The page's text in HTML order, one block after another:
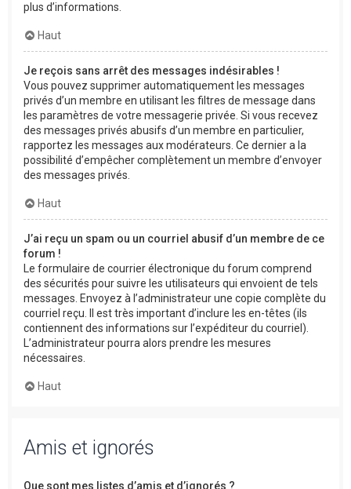
plus d’informations.
Haut
Je reçois sans arrêt des messages indésirables !
Vous pouvez supprimer automatiquement les messages
privés d’un membre en utilisant les filtres de message dans
les paramètres de votre messagerie privée. Si vous recevez
des messages privés abusifs d’un membre en particulier,
rapportez les messages aux modérateurs. Ce dernier a la
possibilité d’empêcher complètement un membre d’envoyer
des messages privés.
Haut
J’ai reçu un spam ou un courriel abusif d’un membre de ce
forum !
Le formulaire de courrier électronique du forum comprend
des sécurités pour suivre les utilisateurs qui envoient de tels
messages. Envoyez à l’administrateur une copie complète du
courriel reçu. Il est très important d’inclure les en-têtes (ils
contiennent des informations sur l’expéditeur du courriel).
L’administrateur pourra alors prendre les mesures
nécessaires.
Haut
Amis et ignorés
Que sont mes listes d’amis et d’ignorés ?